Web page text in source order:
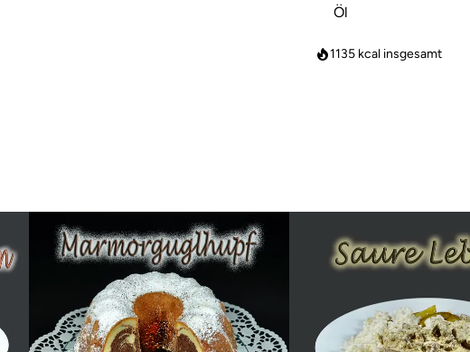
Öl
1135 kcal insgesamt